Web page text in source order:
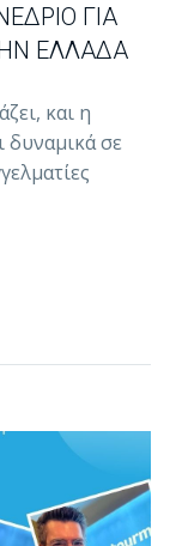
ΓΙΑ
ΕΛΛΆΔΑ
και η
δυναμικά σε